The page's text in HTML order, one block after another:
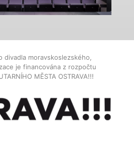
divadla moravskoslezského,
je financována z rozpočtu
MĚSTA OSTRAVA!!!